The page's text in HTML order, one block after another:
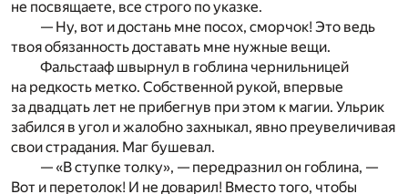
не посвящаете, все строго по указке.
— Ну, вот и достань мне посох, сморчок! Это ведь
твоя обязанность доставать мне нужные вещи.
Фальстааф швырнул в гоблина чернильницей
на редкость метко. Собственной рукой, впервые
за двадцать лет не прибегнув при этом к магии. Ульрик
забился в угол и жалобно захныкал, явно преувеличивая
свои страдания. Маг бушевал.
— «В ступке толку», — передразнил он гоблина, —
Вот и перетолок! И не доварил! Вместо того, чтобы